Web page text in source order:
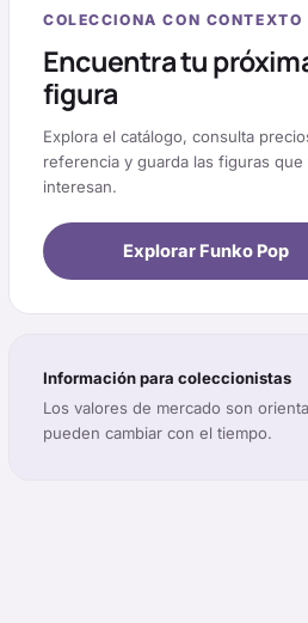
COLECCIONA CON CONTEXTO
Encuentra tu
figura
Explora el catálogo, consulta
referencia y guarda las figuras que
interesan.
Explorar Funko Pop
Información para coleccionistas
Los valores de mercado son
pueden cambiar con el tiempo.